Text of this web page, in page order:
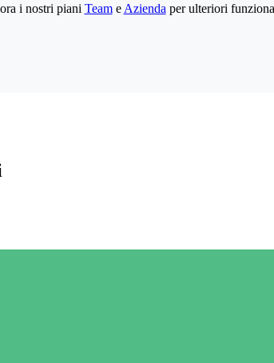
i nostri piani Teame Azienda per ulteriori